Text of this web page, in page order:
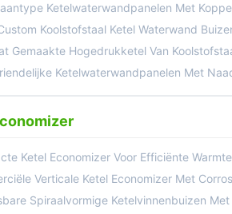
Ketelwaterwandpanelen Met
Koolstofstaal Ketel Waterwand Buizen Met
Gemaakte Hogedrukketel Van Koolstofstaal
Ketelwaterwandpanelen Met
Ketel Economizer Voor Efficiënte
Verticale Ketel Economizer Met
Spiraalvormige Ketelvinnenbuizen Met Een Hoog